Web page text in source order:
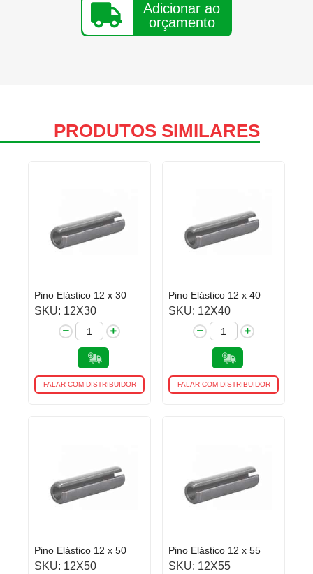
Adicionar ao
orçamento
PRODUTOS SIMILARES
Pino Elástico 12 x 30
SKU: 12X30
FALAR COM DISTRIBUIDOR
Pino Elástico 12 x 40
SKU: 12X40
FALAR COM DISTRIBUIDOR
Pino Elástico 12 x 50
SKU: 12X50
Pino Elástico 12 x 55
SKU: 12X55